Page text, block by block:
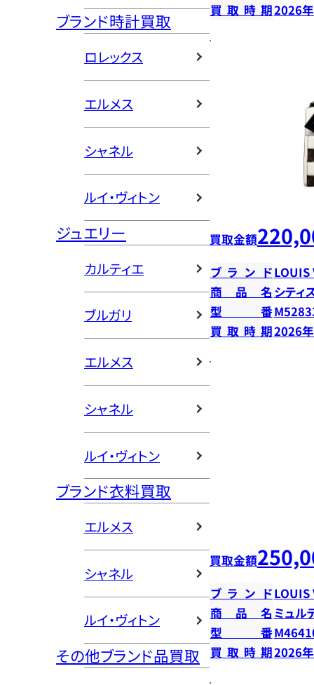
ブランド時計買取
ロレックス
エルメス
シャネル
ルイ・ヴィトン
ジュエリー
カルティエ
ブルガリ
エルメス
シャネル
ルイ・ヴィトン
ブランド衣料買取
エルメス
シャネル
ルイ・ヴィトン
その他ブランド品買取
買取時期2026
買取金額
ブランドLOUIS
商品名 シティ
型番
買取時期2026
買取金額
ブランドLOUIS
商品名 ミュル
型番
買取時期2026